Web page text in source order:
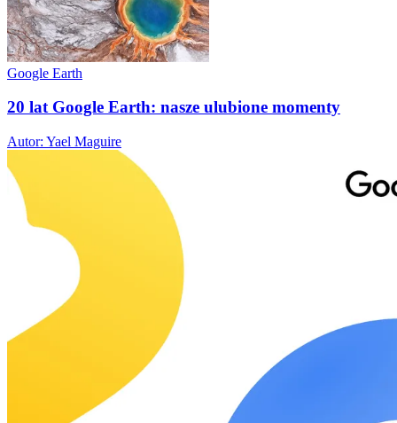
Google Earth
20 lat Google Earth: nasze ulubione momenty
Autor: Yael Maguire